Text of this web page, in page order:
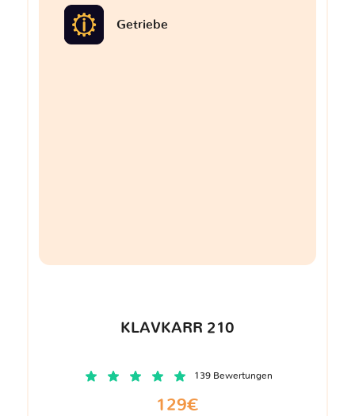
Getriebe
KLAVKARR 210
139 Bewertungen
129€